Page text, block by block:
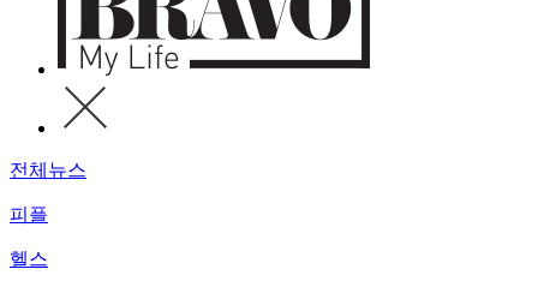
전체뉴스
피플
헬스